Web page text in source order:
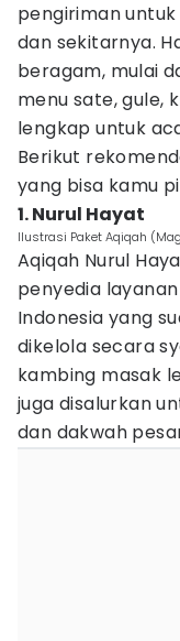
pengiriman untuk
dan sekitarnya.
beragam, mulai
menu sate, gule,
lengkap untuk
Berikut
yang bisa kamu
1. Nurul Hayat
Ilustrasi Paket Aqiqah
Aqiqah Nurul
penyedia
Indonesia yang
dikelola secara
kambing masak
juga disalurkan
dan dakwah